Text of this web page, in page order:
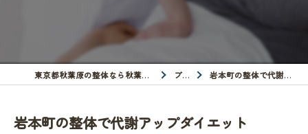
東京都秋葉原の整体なら秋葉原ボディバランス整骨院 ブログ 岩本町の整体で代謝アップダイエット
岩本町の整体で代謝アップダイエット